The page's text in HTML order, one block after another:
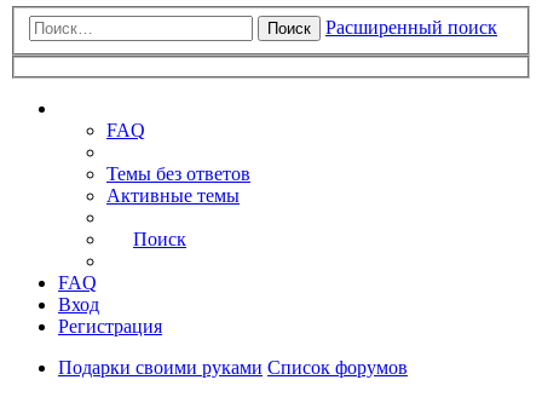
Поиск Расширенный поиск
FAQ
Темы без ответов
Активные темы
Поиск
FAQ
Вход
Регистрация
Подарки своими руками Список форумов